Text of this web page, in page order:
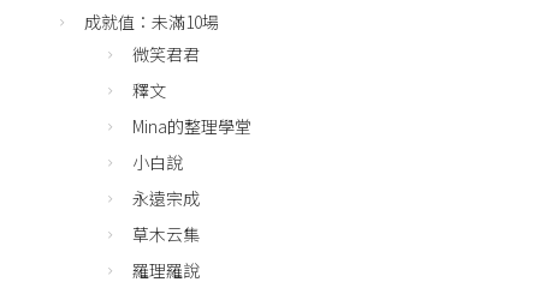
成就值：未滿10場
微笑君君
釋文
Mina的整理學堂
小白說
永遠宗成
草木云集
羅理羅說